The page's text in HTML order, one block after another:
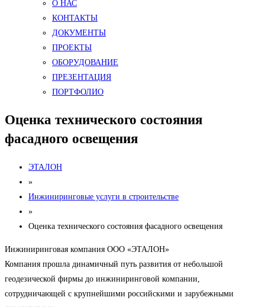
О НАС
КОНТАКТЫ
ДОКУМЕНТЫ
ПРОЕКТЫ
ОБОРУДОВАНИЕ
ПРЕЗЕНТАЦИЯ
ПОРТФОЛИО
Оценка технического состояния
фасадного освещения
ЭТАЛОН
»
Инжиниринговые услуги в строительстве
»
Оценка технического состояния фасадного освещения
Инжиниринговая компания ООО «ЭТАЛОН»
Компания прошла динамичный путь развития от небольшой
геодезической фирмы до инжиниринговой компании,
сотрудничающей с крупнейшими российскими и зарубежными